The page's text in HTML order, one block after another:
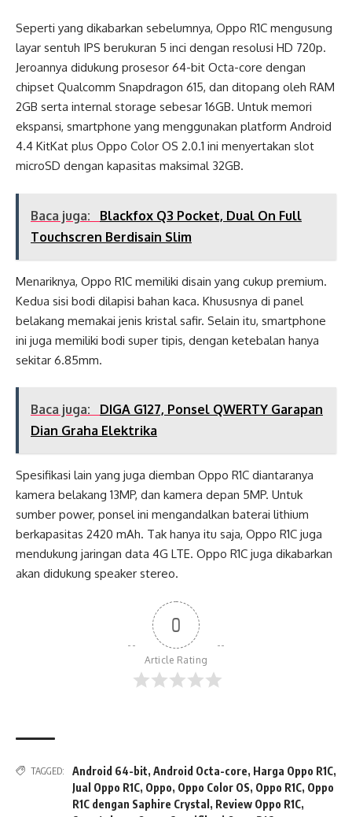
Seperti yang dikabarkan sebelumnya, Oppo R1C mengusung
layar sentuh IPS berukuran 5 inci dengan resolusi HD 720p.
Jeroannya didukung prosesor 64-bit Octa-core dengan
chipset Qualcomm Snapdragon 615, dan ditopang oleh RAM
2GB serta internal storage sebesar 16GB. Untuk memori
ekspansi, smartphone yang menggunakan platform Android
4.4 KitKat plus Oppo Color OS 2.0.1 ini menyertakan slot
microSD dengan kapasitas maksimal 32GB.
Baca juga:
Blackfox Q3 Pocket, Dual On Full
Touchscren Berdisain Slim
Menariknya, Oppo R1C memiliki disain yang cukup premium.
Kedua sisi bodi dilapisi bahan kaca. Khususnya di panel
belakang memakai jenis kristal safir. Selain itu, smartphone
ini juga memiliki bodi super tipis, dengan ketebalan hanya
sekitar 6.85mm.
Baca juga:
DIGA G127, Ponsel QWERTY Garapan
Dian Graha Elektrika
Spesifikasi lain yang juga diemban Oppo R1C diantaranya
kamera belakang 13MP, dan kamera depan 5MP. Untuk
sumber power, ponsel ini mengandalkan baterai lithium
berkapasitas 2420 mAh. Tak hanya itu saja, Oppo R1C juga
mendukung jaringan data 4G LTE. Oppo R1C juga dikabarkan
akan didukung speaker stereo.
0
Article Rating
TAGGED: Android 64-bit, Android Octa-core, Harga Oppo R1C,
Jual Oppo R1C, Oppo, Oppo Color OS, Oppo R1C, Oppo
R1C dengan Saphire Crystal , Review Oppo R1C,